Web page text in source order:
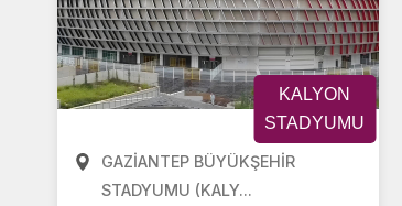
KALYON
STADYUMU
GAZİANTEP BÜYÜKŞEHİR
STADYUMU (KALY...